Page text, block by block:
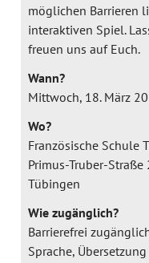
möglichen Barrieren
interaktiven Spiel.
freuen uns auf Euch.
Wann?
Mittwoch, 18. März
Wo?
Französische Schule
Primus-Truber-
Tübingen
Wie zugänglich?
Barrierefrei
Sprache,